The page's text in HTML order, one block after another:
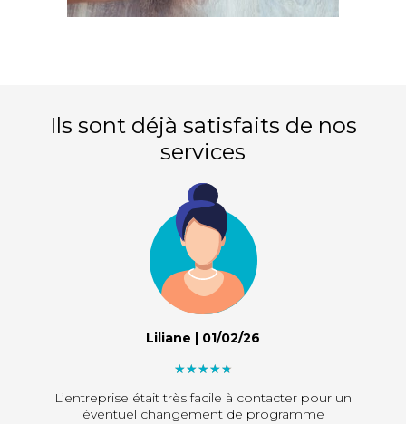
Ils sont déjà satisfaits de nos
services
Liliane | 01/02/26
L’entreprise était très facile à contacter pour un
éventuel changement de programme